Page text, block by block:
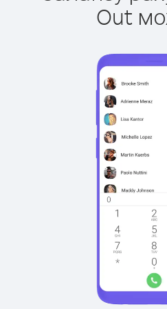
Out